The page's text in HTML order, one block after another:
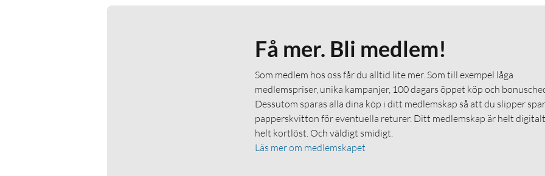
Få mer. Bli medlem!
Som medlem hos oss får du alltid lite mer. Som till exempel låga
medlemspriser, unika kampanjer, 100 dagars öppet köp och
Dessutom sparas alla dina köp i ditt medlemskap så att du slipper
papperskvitton för eventuella returer. Ditt medlemskap är helt
helt kortlöst. Och väldigt smidigt.
Läs mer om medlemskapet